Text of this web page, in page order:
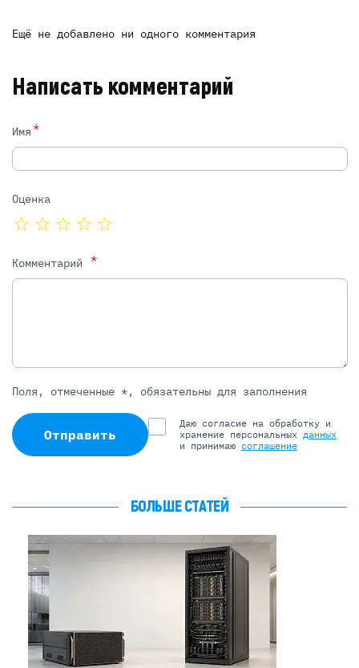
Ещё не добавлено ни одного комментария
Написать комментарий
Имя*
Оценка
Комментарий *
Поля, отмеченные *, обязательны для заполнения
Отправить
Даю согласие на обработку и
хранение персональных данных
и принимаю соглашение
БОЛЬШЕ СТАТЕЙ